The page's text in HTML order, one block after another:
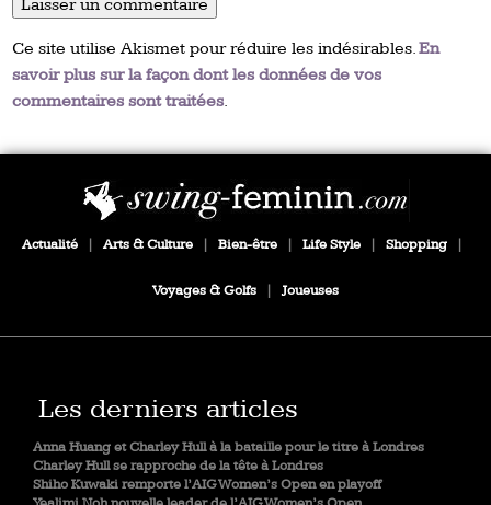
Ce site utilise Akismet pour réduire les indésirables.En
savoir plus sur la façon dont les données de vos
commentaires sont traitées.
Actualité Arts & Culture Bien-être Life Style Shopping
Voyages & Golfs Joueuses
Les derniers articles
Anna Huang et Charley Hull à la bataille pour le titre à Londres
Charley Hull se rapproche de la tête à Londres
Shiho Kuwaki remporte l’AIG Women’s Open en playoff